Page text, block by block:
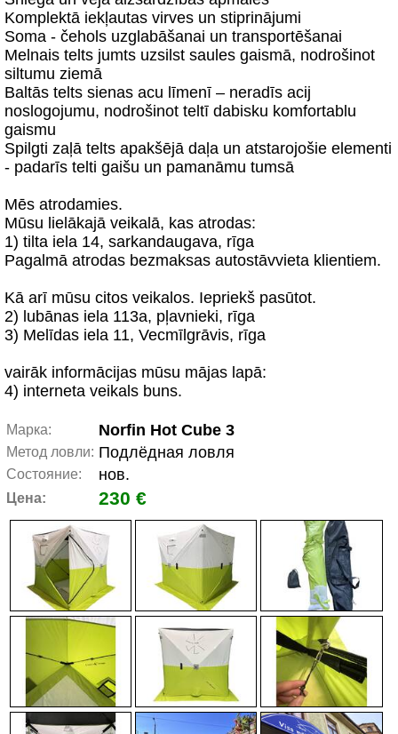
Komplektā iekļautas virves un stiprinājumi
Soma - čehols uzglabāšanai un transportēšanai
Melnais telts jumts uzsilst saules gaismā, nodrošinot
siltumu ziemā
Baltās telts sienas acu līmenī – neradīs acij
noslogojumu, nodrošinot teltī dabisku komfortablu
gaismu
Spilgti zaļā telts apakšējā daļa un atstarojošie elementi
- padarīs telti gaišu un pamanāmu tumsā
Mēs atrodamies.
Mūsu lielākajā veikalā, kas atrodas:
1) tilta iela 14, sarkandaugava, rīga
Pagalmā atrodas bezmaksas autostāvvieta klientiem.
Kā arī mūsu citos veikalos. Iepriekš pasūtot.
2) lubānas iela 113a, pļavnieki, rīga
3) Melīdas iela 11, Vecmīlgrāvis, rīga
vairāk informācijas mūsu mājas lapā:
4) interneta veikals buns.
Марка: Norfin Hot Cube 3
Метод ловли: Подлёдная ловля
Состояние: нов.
Цена: 230 €